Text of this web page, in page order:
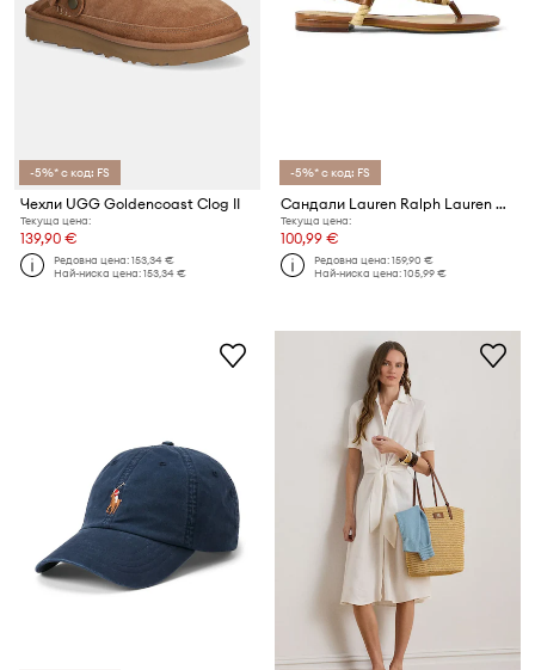
-5%* с код: FS
Чехли UGG Goldencoast Clog II
Текуща цена:
139,90 €
Редовна цена:153,34 €
Най-ниска цена:153,34 €
-5%* с код: FS
Сандали Lauren Ralph Lauren Ntcl Everley
Текуща цена:
100,99 €
Редовна цена:159,90 €
Най-ниска цена:105,99 €